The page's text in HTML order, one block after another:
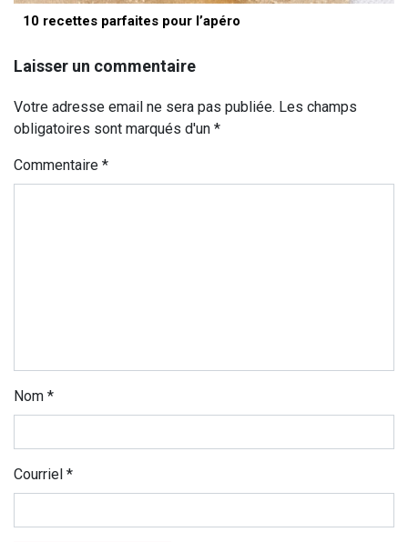
10 recettes parfaites pour l’apéro
Laisser un commentaire
Votre adresse email ne sera pas publiée. Les champs
obligatoires sont marqués d'un *
Commentaire *
Nom *
Courriel *